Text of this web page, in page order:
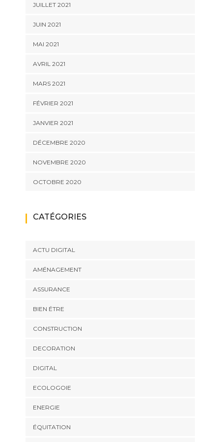
JUILLET 2021
JUIN 2021
MAI 2021
AVRIL 2021
MARS 2021
FÉVRIER 2021
JANVIER 2021
DÉCEMBRE 2020
NOVEMBRE 2020
OCTOBRE 2020
CATÉGORIES
ACTU DIGITAL
AMÉNAGEMENT
ASSURANCE
BIEN ÉTRE
CONSTRUCTION
DECORATION
DIGITAL
ECOLOGOIE
ENERGIE
ÉQUITATION